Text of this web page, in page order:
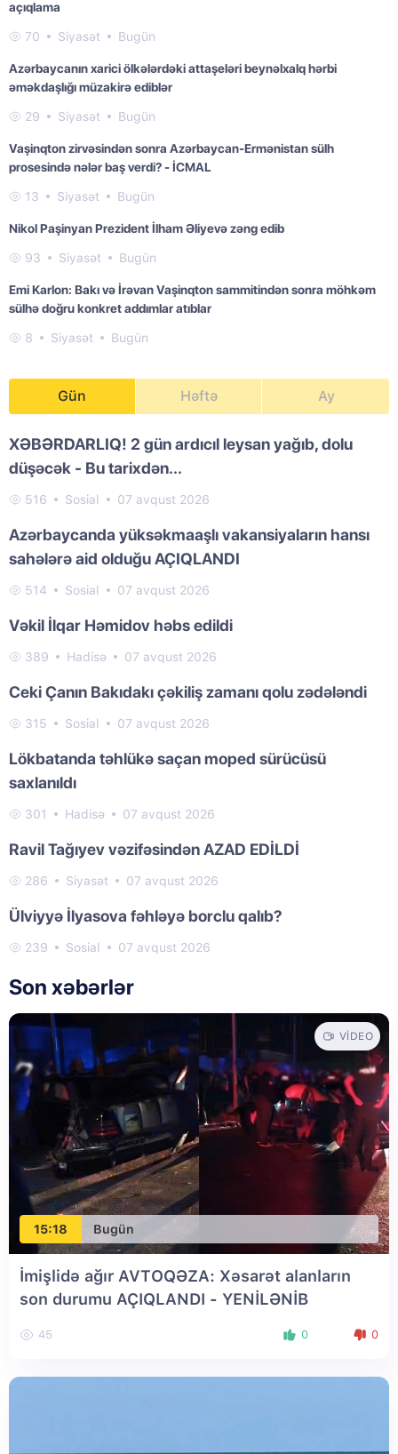
açıqlama
70 Siyasət Bugün
Azərbaycanın xarici ölkələrdəki attaşeləri beynəlxalq hərbi
əməkdaşlığı müzakirə ediblər
29 Siyasət Bugün
Vaşinqton zirvəsindən sonra Azərbaycan-Ermənistan sülh
prosesində nələr baş verdi? - İCMAL
13 Siyasət Bugün
Nikol Paşinyan Prezident İlham Əliyevə zəng edib
93 Siyasət Bugün
Emi Karlon: Bakı və İrəvan Vaşinqton sammitindən sonra möhkəm
sülhə doğru konkret addımlar atıblar
8 Siyasət Bugün
Gün Həftə Ay
XƏBƏRDARLIQ! 2 gün ardıcıl leysan yağıb, dolu
düşəcək - Bu tarixdən...
516 Sosial 07 avqust 2026
Azərbaycanda yüksəkmaaşlı vakansiyaların hansı
sahələrə aid olduğu AÇIQLANDI
514 Sosial 07 avqust 2026
Vəkil İlqar Həmidov həbs edildi
389 Hadisə 07 avqust 2026
Ceki Çanın Bakıdakı çəkiliş zamanı qolu zədələndi
315 Sosial 07 avqust 2026
Lökbatanda təhlükə saçan moped sürücüsü
saxlanıldı
301 Hadisə 07 avqust 2026
Ravil Tağıyev vəzifəsindən AZAD EDİLDİ
286 Siyasət 07 avqust 2026
Ülviyyə İlyasova fəhləyə borclu qalıb?
239 Sosial 07 avqust 2026
Son xəbərlər
15:18 Bugün
VIDEO
İmişlidə ağır AVTOQƏZA: Xəsarət alanların
son durumu AÇIQLANDI - YENİLƏNİB
45 0 0